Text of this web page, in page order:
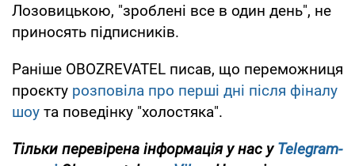
Лозовицькою, "зроблені все в один день", не
приносять підписників.
Раніше OBOZREVATEL писав, що переможниця
проєкту розповіла про перші дні після фіналу
шоу та поведінку "холостяка".
Тільки перевірена інформація у нас уTelegram-